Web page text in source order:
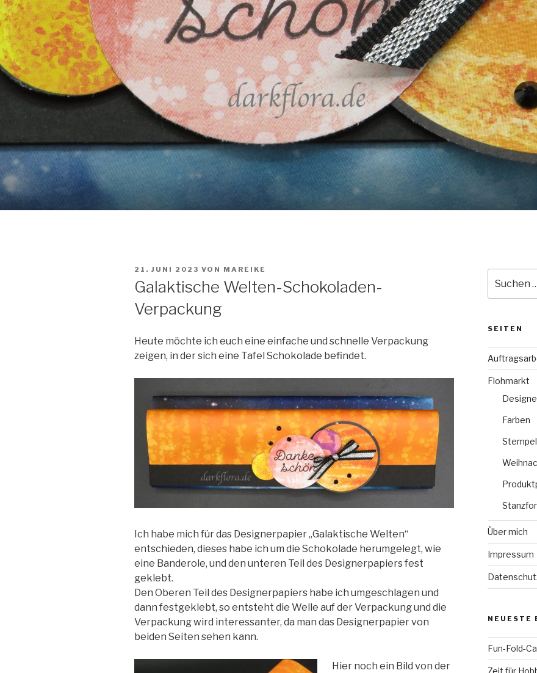
VERÖFFENTLICHT
21. JUNI 2023 VON MAREIKE
Galaktische Welten-Schokoladen-
Verpackung
Heute möchte ich euch eine einfache und schnelle Verpackung
zeigen, in der sich eine Tafel Schokolade befindet.
Ich habe mich für das Designerpapier „Galaktische Welten“
entschieden, dieses habe ich um die Schokolade herumgelegt, wie
eine Banderole, und den unteren Teil des Designerpapiers fest
geklebt.
Den Oberen Teil des Designerpapiers habe ich umgeschlagen und
dann festgeklebt, so entsteht die Welle auf der Verpackung und die
Verpackung wird interessanter, da man das Designerpapier von
beiden Seiten sehen kann.
Hier noch ein Bild von der
nach:
SEITEN
Flohmarkt
Farben
Über mich
Impressum
NEUESTE
Fun-Fold-
Zeit für